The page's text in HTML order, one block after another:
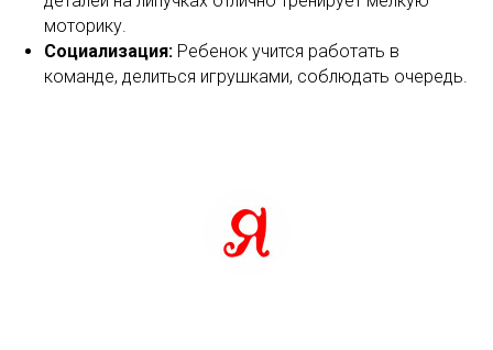
моторику.
Социализация: Ребенок учится работать в
команде, делиться игрушками, соблюдать очередь.